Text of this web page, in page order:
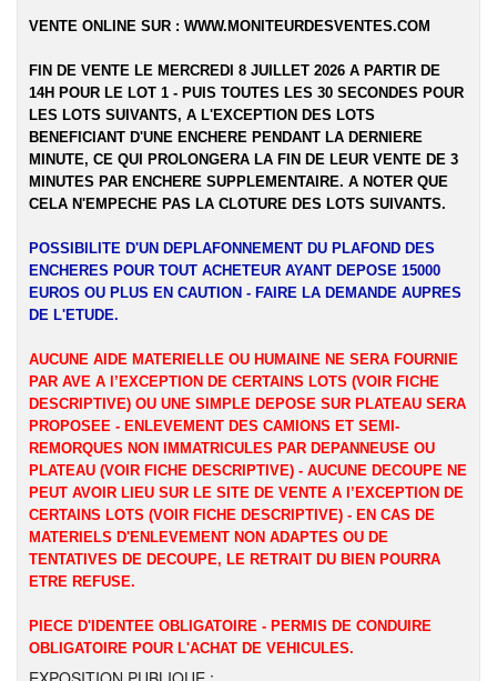
VENTE ONLINE SUR : WWW.MONITEURDESVENTES.COM
FIN DE VENTE LE MERCREDI 8 JUILLET 2026 A PARTIR DE
14H POUR LE LOT 1 - PUIS TOUTES LES 30 SECONDES POUR
LES LOTS SUIVANTS, A L'EXCEPTION DES LOTS
BENEFICIANT D'UNE ENCHERE PENDANT LA DERNIERE
MINUTE, CE QUI PROLONGERA LA FIN DE LEUR VENTE DE 3
MINUTES PAR ENCHERE SUPPLEMENTAIRE. A NOTER QUE
CELA N'EMPECHE PAS LA CLOTURE DES LOTS SUIVANTS.
POSSIBILITE D'UN DEPLAFONNEMENT DU PLAFOND DES
ENCHERES POUR TOUT ACHETEUR AYANT DEPOSE 15000
EUROS OU PLUS EN CAUTION - FAIRE LA DEMANDE AUPRES
DE L'ETUDE.
AUCUNE AIDE MATERIELLE OU HUMAINE NE SERA FOURNIE
PAR AVE A l’EXCEPTION DE CERTAINS LOTS (VOIR FICHE
DESCRIPTIVE) OU UNE SIMPLE DEPOSE SUR PLATEAU SERA
PROPOSEE - ENLEVEMENT DES CAMIONS ET SEMI-
REMORQUES NON IMMATRICULES PAR DEPANNEUSE OU
PLATEAU (VOIR FICHE DESCRIPTIVE) - AUCUNE DECOUPE NE
PEUT AVOIR LIEU SUR LE SITE DE VENTE A l’EXCEPTION DE
CERTAINS LOTS (VOIR FICHE DESCRIPTIVE) - EN CAS DE
MATERIELS D'ENLEVEMENT NON ADAPTES OU DE
TENTATIVES DE DECOUPE, LE RETRAIT DU BIEN POURRA
ETRE REFUSE.
PIECE D'IDENTEE OBLIGATOIRE - PERMIS DE CONDUIRE
OBLIGATOIRE POUR L'ACHAT DE VEHICULES.